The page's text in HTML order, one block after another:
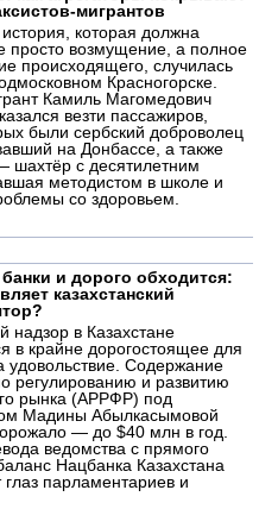
мигрантов
которая должна
просто возмущение, а полное
происходящего, случилась
Красногорске.
Камиль Магомедович
везти пассажиров,
были сербский доброволец
на Донбассе, а также
шахтёр с десятилетним
методистом в школе и
со здоровьем.
и дорого обходится:
казахстанский
надзор в Казахстане
в крайне дорогостоящее для
удовольствие. Содержание
регулированию и развитию
рынка (АРРФР) под
Мадины Абылкасымовой
— до $40 млн в год.
ведомства с прямого
Нацбанка Казахстана
глаз парламентариев и